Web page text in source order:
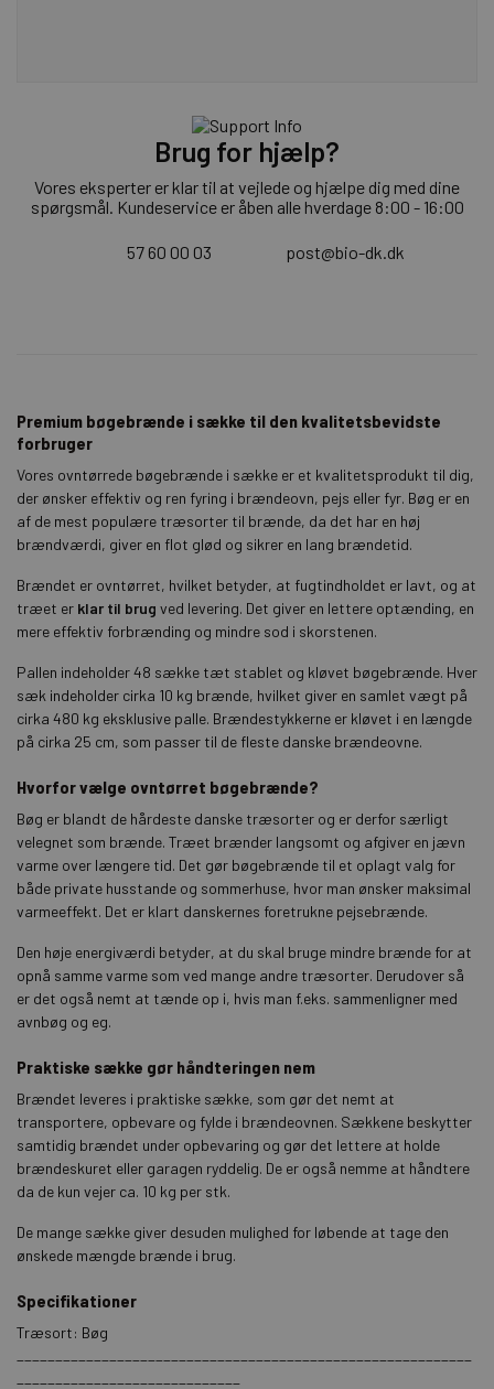
Brug for hjælp?
Vores eksperter er klar til at vejlede og hjælpe dig med dine
spørgsmål. Kundeservice er åben alle hverdage 8:00 - 16:00
57 60 00 03 post@bio-dk.dk
Premium bøgebrænde i sække til den kvalitetsbevidste
forbruger
Vores ovntørrede bøgebrænde i sække er et kvalitetsprodukt til dig,
der ønsker effektiv og ren fyring i brændeovn, pejs eller fyr. Bøg er en
af de mest populære træsorter til brænde, da det har en høj
brændværdi, giver en flot glød og sikrer en lang brændetid.
Brændet er ovntørret, hvilket betyder, at fugtindholdet er lavt, og at
træet er klar til brug ved levering. Det giver en lettere optænding, en
mere effektiv forbrænding og mindre sod i skorstenen.
Pallen indeholder 48 sække tæt stablet og kløvet bøgebrænde. Hver
sæk indeholder cirka 10 kg brænde, hvilket giver en samlet vægt på
cirka 480 kg eksklusive palle. Brændestykkerne er kløvet i en længde
på cirka 25 cm, som passer til de fleste danske brændeovne.
Hvorfor vælge ovntørret bøgebrænde?
Bøg er blandt de hårdeste danske træsorter og er derfor særligt
velegnet som brænde. Træet brænder langsomt og afgiver en jævn
varme over længere tid. Det gør bøgebrænde til et oplagt valg for
både private husstande og sommerhuse, hvor man ønsker maksimal
varmeeffekt. Det er klart danskernes foretrukne pejsebrænde.
Den høje energiværdi betyder, at du skal bruge mindre brænde for at
opnå samme varme som ved mange andre træsorter. Derudover så
er det også nemt at tænde op i, hvis man f.eks. sammenligner med
avnbøg og eg.
Praktiske sække gør håndteringen nem
Brændet leveres i praktiske sække, som gør det nemt at
transportere, opbevare og fylde i brændeovnen. Sækkene beskytter
samtidig brændet under opbevaring og gør det lettere at holde
brændeskuret eller garagen ryddelig. De er også nemme at håndtere
da de kun vejer ca. 10 kg per stk.
De mange sække giver desuden mulighed for løbende at tage den
ønskede mængde brænde i brug.
Specifikationer
Træsort: Bøg